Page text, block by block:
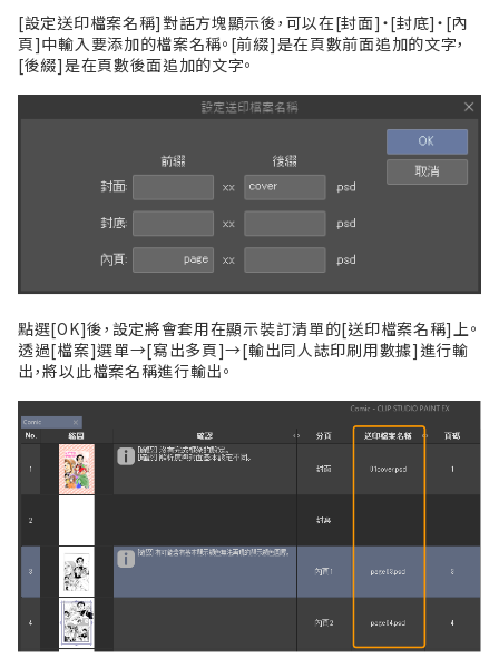
[設定送印檔案名稱]對話方塊顯示後，可以在[封面]・[封底]・[內
頁]中輸入要添加的檔案名稱。[前綴]是在頁數前面追加的文字，
[後綴]是在頁數後面追加的文字。
點選[OK]後，設定將會套用在顯示裝訂清單的[送印檔案名稱]上。
透過[檔案]選單→[寫出多頁]→[輸出同人誌印刷用數據]進行輸
出，將以此檔案名稱進行輸出。